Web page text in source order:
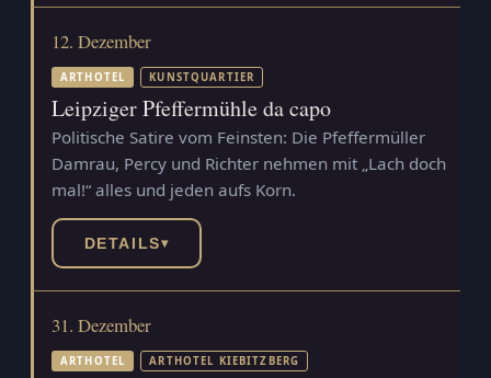
12. Dezember
ARTHOTEL KUNSTQUARTIER
Leipziger Pfeffermühle da capo
Politische Satire vom Feinsten: Die Pfeffermüller
Damrau, Percy und Richter nehmen mit „Lach doch
mal!“ alles und jeden aufs Korn.
DETAILS▾
31. Dezember
ARTHOTEL ARTHOTEL KIEBITZBERG